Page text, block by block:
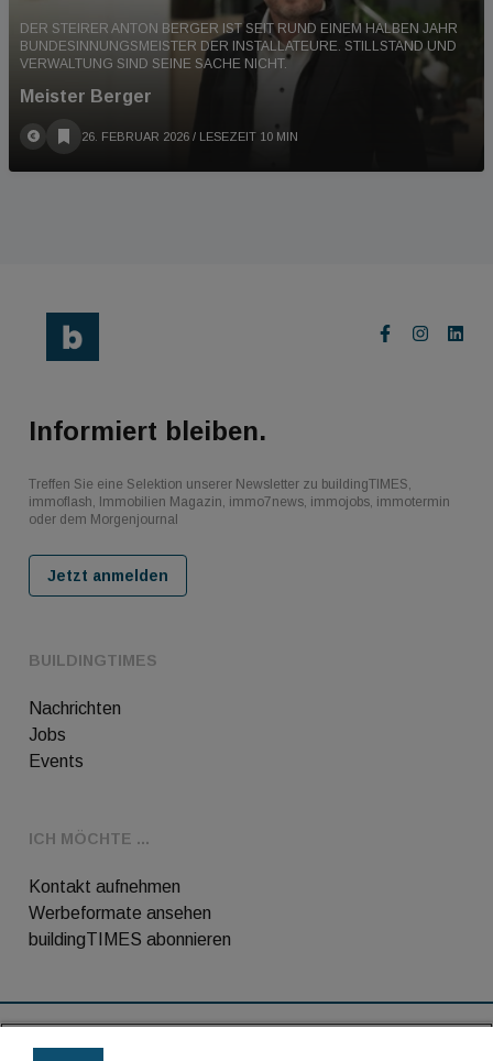
DER STEIRER ANTON BERGER IST SEIT RUND EINEM HALBEN JAHR
BUNDESINNUNGSMEISTER DER INSTALLATEURE. STILLSTAND UND
VERWALTUNG SIND SEINE SACHE NICHT.
Meister Berger
26. FEBRUAR 2026 / LESEZEIT 10 MIN
BUILDINGTIMES
Nachrichten
Jobs
Events
ICH MÖCHTE ...
Kontakt aufnehmen
Werbeformate ansehen
buildingTIMES abonnieren
Informiert bleiben.
Treffen Sie eine Selektion unserer Newsletter zu buildingTIMES,
immoflash, Immobilien Magazin, immo7news, immojobs, immotermin
oder dem Morgenjournal
Jetzt anmelden